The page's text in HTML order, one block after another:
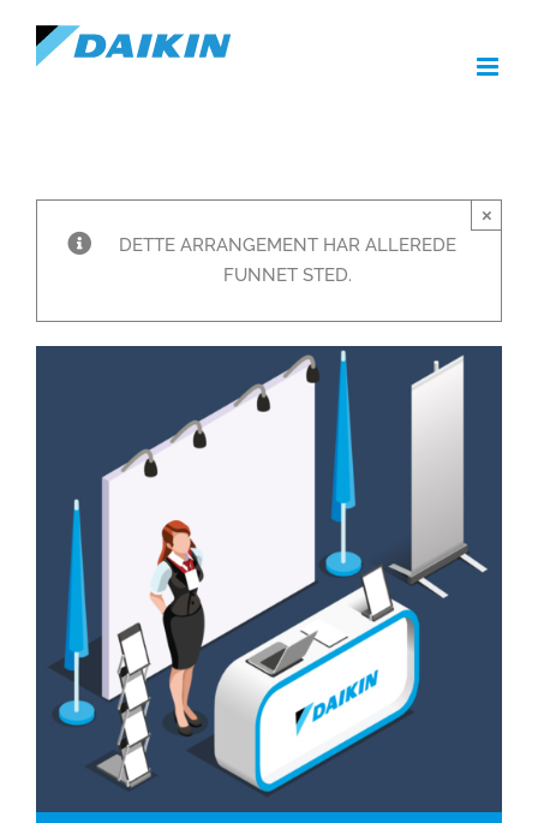
content
DETTE ARRANGEMENT HAR ALLEREDE
FUNNET STED.
×